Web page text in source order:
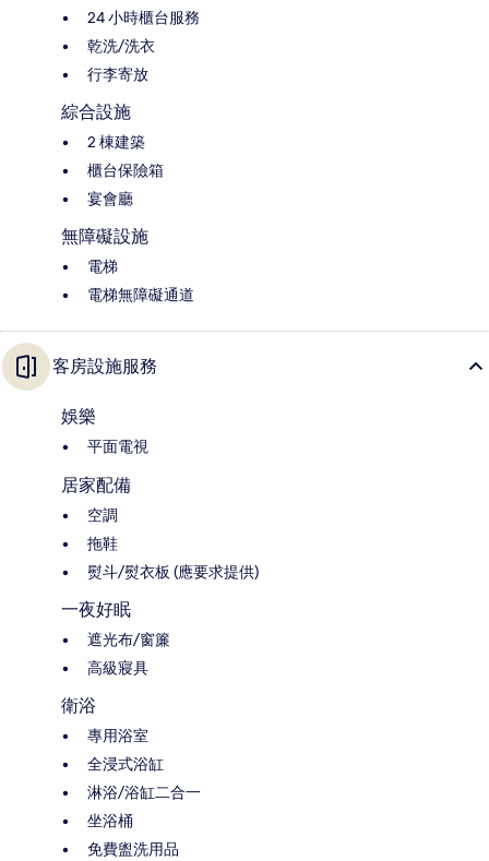
24 小時櫃台服務
乾洗/洗衣
行李寄放
綜合設施
2 棟建築
櫃台保險箱
宴會廳
無障礙設施
電梯
電梯無障礙通道
客房設施服務
娛樂
平面電視
居家配備
空調
拖鞋
熨斗/熨衣板 (應要求提供)
一夜好眠
遮光布/窗簾
高級寢具
衛浴
專用浴室
全浸式浴缸
淋浴/浴缸二合一
坐浴桶
免費盥洗用品